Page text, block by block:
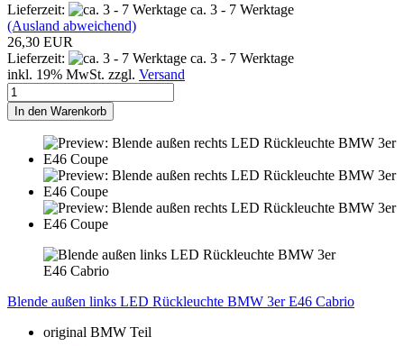
Lieferzeit:
ca. 3 - 7 Werktage
(Ausland abweichend)
26,30 EUR
Lieferzeit:
ca. 3 - 7 Werktage
inkl. 19% MwSt. zzgl. Versand
In den Warenkorb
Blende außen links LED Rückleuchte BMW 3er E46 Cabrio
original BMW Teil